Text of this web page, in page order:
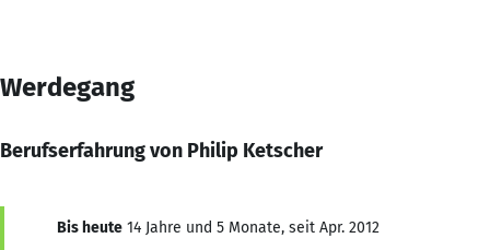
Werdegang
Berufserfahrung von Philip Ketscher
Bis heute 14 Jahre und 5 Monate, seit Apr. 2012